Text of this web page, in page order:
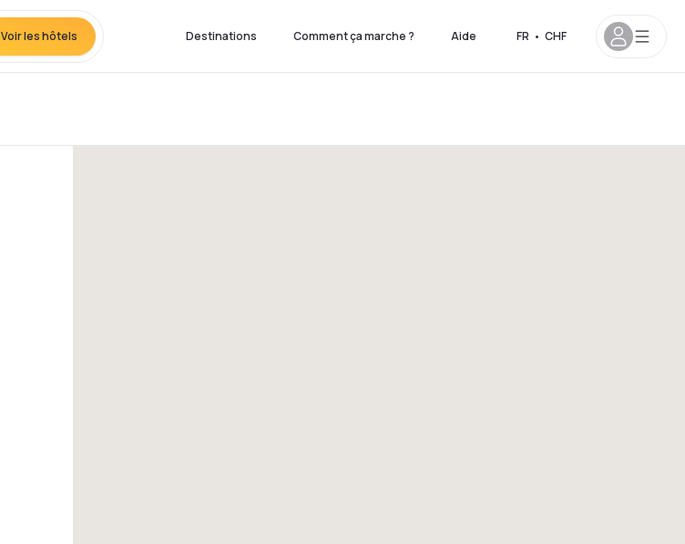
Voir les hôtels Destinations Comment ça marche ? Aide FR • CHF